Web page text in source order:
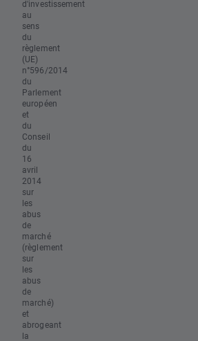
d'investissement
au
sens
du
règlement
(UE)
n°596/2014
du
Parlement
européen
et
du
Conseil
du
16
avril
2014
sur
les
abus
de
marché
(règlement
sur
les
abus
de
marché)
et
abrogeant
la